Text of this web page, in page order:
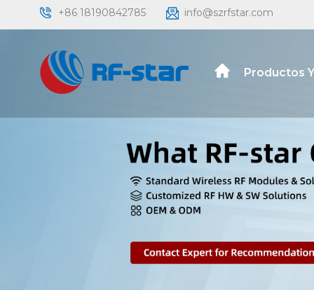
+86 18190842785 info@szrfstar.com
Productos